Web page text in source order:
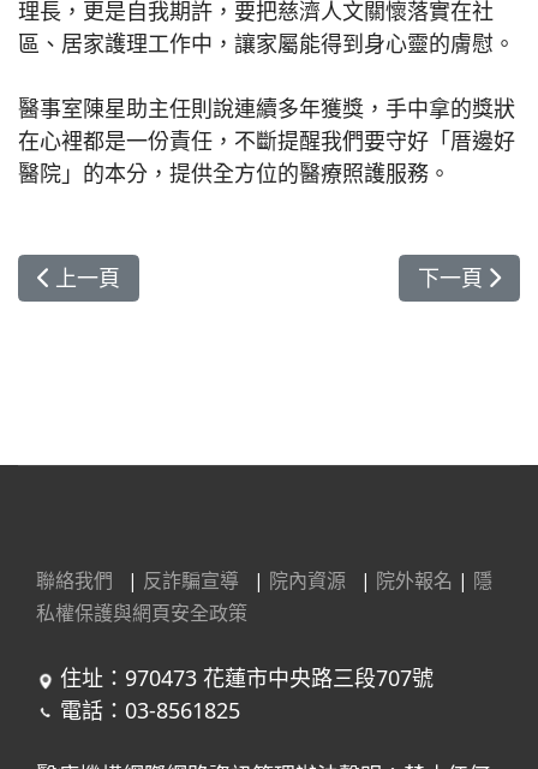
理長，更是自我期許，要把慈濟人文關懷落實在社
區、居家護理工作中，讓家屬能得到身心靈的膚慰。
醫事室陳星助主任則說連續多年獲獎，手中拿的獎狀
在心裡都是一份責任，不斷提醒我們要守好「厝邊好
醫院」的本分，提供全方位的醫療照護服務。
上一篇文章: 肝病中心胡志棠醫師 獲特殊研究獎
上一頁 下一篇文章
下一頁
聯絡我們 | 反詐騙宣導 | 院內資源 | 院外報名 | 隱
私權保護與網頁安全政策
住址：970473 花蓮市中央路三段707號
電話：03-8561825